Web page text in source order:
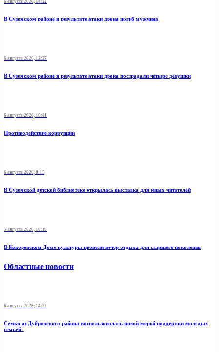
6 августа 2026, 14:22
В Суземском районе в результате атаки дрона погиб мужчина
6 августа 2026, 12:27
В Суземском районе в результате атаки дрона пострадали четыре девушки
6 августа 2026, 10:41
Противодействие коррупции
6 августа 2026, 8:15
В Суземской детской библиотеке открылась выставка для юных читателей
5 августа 2026, 10:19
В Кокоревском Доме культуры провели вечер отдыха для старшего поколения
Областные новости
6 августа 2026, 14:32
Семья из Дубровского района воспользовалась новой мерой поддержки молодых
семьей